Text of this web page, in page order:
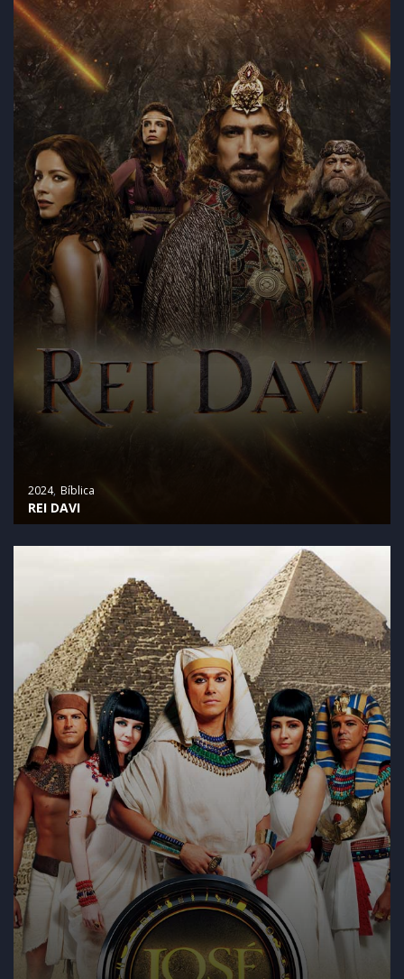
2024 Bíblica
REI DAVI